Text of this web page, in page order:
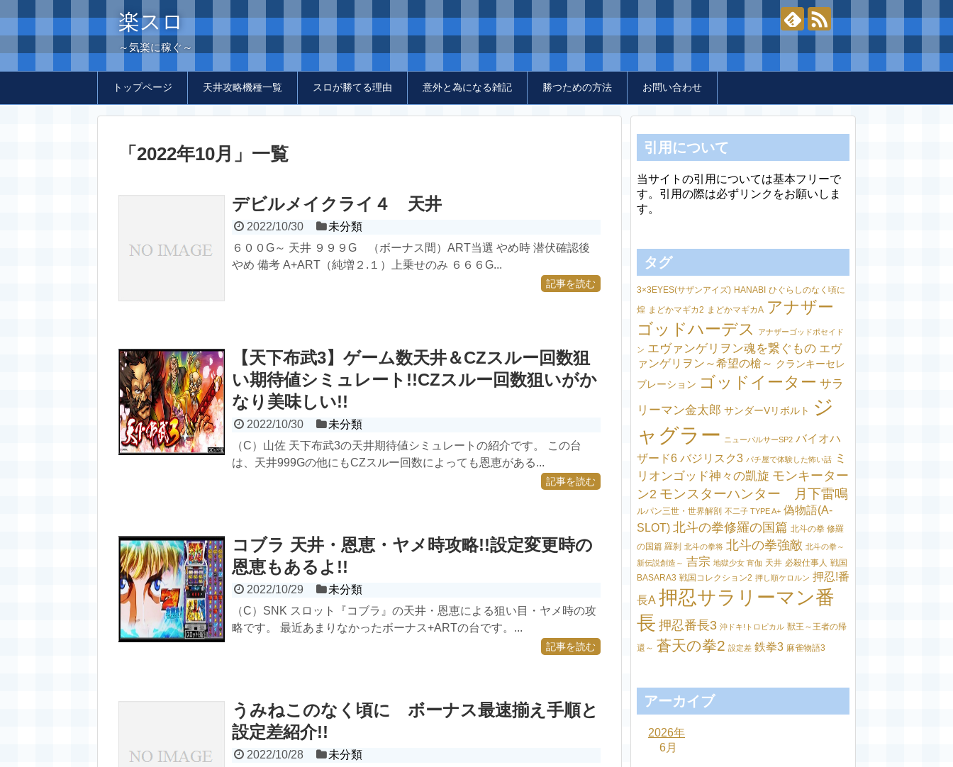
楽スロ
～気楽に稼ぐ～
トップページ 天井攻略機種一覧 スロが勝てる理由 意外と為になる雑記 勝つための方法 お問い合わせ
「 2022年10月 」 一覧
デビルメイクライ４ 天井
2022/10/30
未分類
６００G～ 天井 ９９９G （ボーナス間）ART当選 やめ時 潜伏確認後
やめ 備考 A+ART（純増２.１）上乗せのみ ６６６G...
記事を読む
【天下布武3】ゲーム数天井＆CZスルー回数狙
い期待値シミュレート!!CZスルー回数狙いがか
なり美味しい!!
2022/10/30
未分類
（C）山佐 天下布武3の天井期待値シミュレートの紹介です。 この台
は、天井999Gの他にもCZスルー回数によっても恩恵がある...
記事を読む
コブラ 天井・恩恵・ヤメ時攻略!!設定変更時の
恩恵もあるよ!!
2022/10/29
未分類
（C）SNK スロット『コブラ』の天井・恩恵による狙い目・ヤメ時の攻
略です。 最近あまりなかったボーナス+ARTの台です。...
記事を読む
うみねこのなく頃に ボーナス最速揃え手順と
設定差紹介!!
2022/10/28
未分類
引用について
当サイトの引用については基本フリーで
す。引用の際は必ずリンクをお願いしま
す。
タグ
3×3EYES(サザンアイズ) HANABI ひぐらしのなく頃に
煌 まどかマギカ2 まどかマギカA アナザー
ゴッドハーデス
アナザーゴッドポセイド
ン エヴァンゲリヲン魂を繋ぐもの エヴ
ァンゲリヲン～希望の槍～ クランキーセレ
ブレーション ゴッドイーター サラ
リーマン金太郎 サンダーVリボルト
ジ
ャグラー
ニューパルサーSP2 バイオハ
ザード6 バジリスク3 パチ屋で体験した怖い話
ミ
リオンゴッド神々の凱旋 モンキーター
ン2 モンスターハンター 月下雷鳴
ルパン三世・世界解剖 不二子 TYPE A+ 偽物語(A-
SLOT) 北斗の拳修羅の国篇 北斗の拳 修羅
の国篇 羅刹 北斗の拳将 北斗の拳強敵 北斗の拳～
新伝説創造～ 吉宗 地獄少女 宵伽 天井 必殺仕事人 戦国
BASARA3 戦国コレクション2 押し順ケロルン 押忍!番
長A 押忍サラリーマン番
長 押忍番長3 沖ドキ!トロピカル 獣王～王者の帰
還～ 蒼天の拳2 設定差 鉄拳3 麻雀物語3
アーカイブ
2026年
6月